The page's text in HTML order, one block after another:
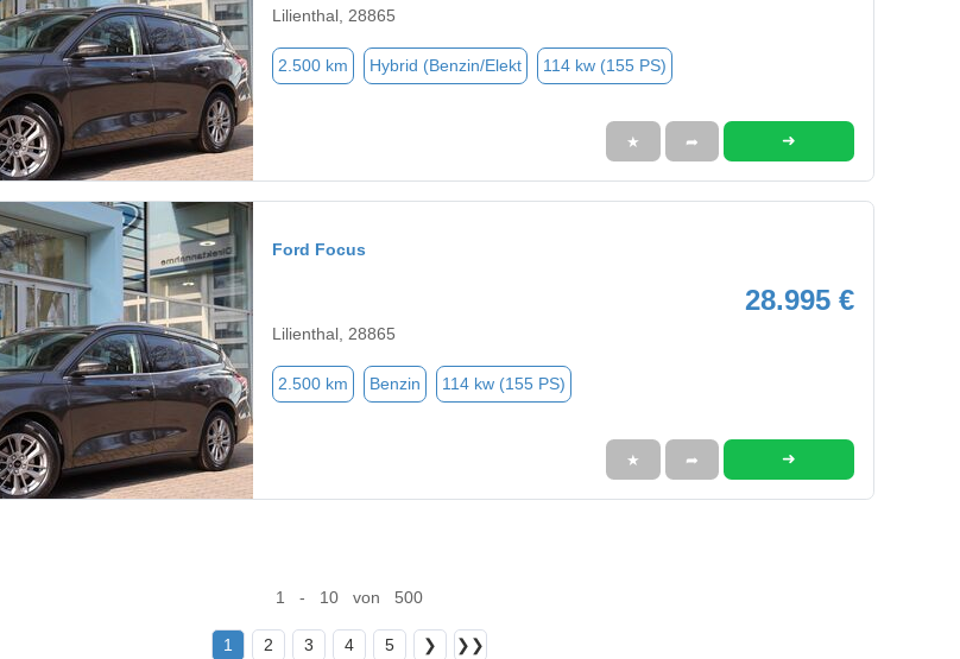
Lilienthal, 28865
2.500 km Hybrid (Benzin/Elekt 114 kw (155 PS)
★ ➦ ➜
Ford Focus
28.995 €
Lilienthal, 28865
2.500 km Benzin 114 kw (155 PS)
★ ➦ ➜
1 - 10 von 500
1 2 3 4 5 ❯ ❯❯